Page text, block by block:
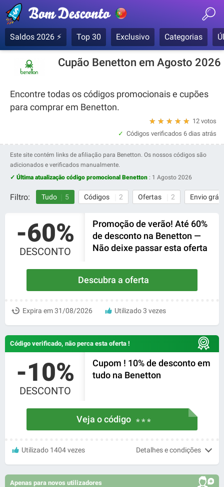
Saldos 2026 ⚡ Top 30 Exclusivo Categorias
Cupão Benetton em Agosto 2026
Encontre todas os códigos promocionais e cupões
para comprar em Benetton.
12 votos
★
★
★
★
★
Códigos verificados 6 dias atrás
Este site contém links de afiliação para Benetton. Os nossos códigos são
adicionados e verificados manualmente.
✓ Última atualização código promocional Benetton : 1 Agosto 2026
Filtro: Tudo 5 Códigos 2 Ofertas 2 Envio
-60%
DESCONTO
Promoção de verão! Até 60%
de desconto na Benetton —
Não deixe passar esta oferta
Descubra a oferta
Expira em 31/08/2026 Utilizado 3 vezes
Código verificado, não perca esta oferta !
-10%
DESCONTO
Cupom ! 10% de desconto em
tudo na Benetton
Veja o código * * *
Utilizado 1404 vezes Detalhes e condições
Apenas para novos utilizadores